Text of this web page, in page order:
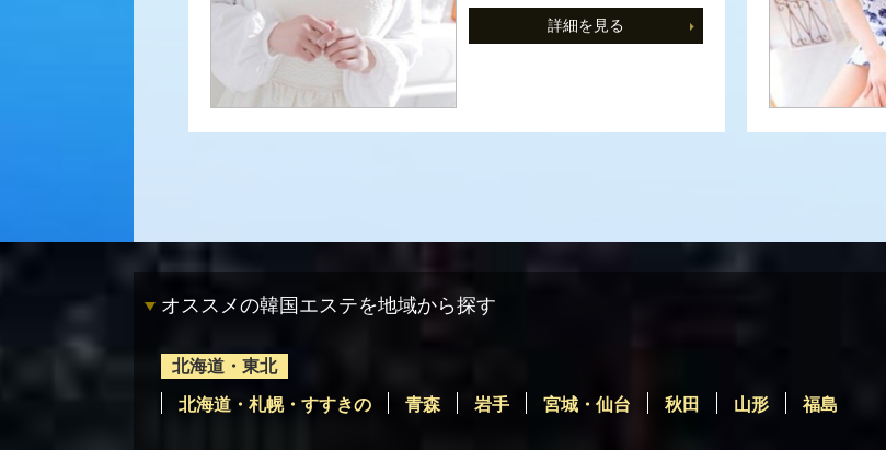
詳細を見る
オススメの韓国エステを地域から探す
北海道・東北
北海道・札幌・すすきの 青森 岩手 宮城・仙台 秋田 山形 福島